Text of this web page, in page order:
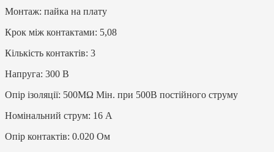
Монтаж: пайка на плату
Крок між контактами: 5,08
Кількість контактів: 3
Напруга: 300 В
Опір ізоляції: 500MΩ Мін. при 500В постійного струму
Номінальний струм: 16 А
Опір контактів: 0.020 Ом